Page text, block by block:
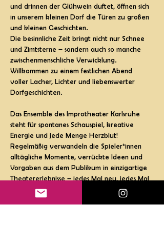
und drinnen der Glühwein duftet, öffnen sich
in unserem kleinen Dorf die Türen zu großen
und kleinen Geschichten.
Die besinnliche Zeit bringt nicht nur Schnee
und Zimtsterne – sondern auch so manche
zwischenmenschliche Verwicklung.
Willkommen zu einem festlichen Abend
voller Lacher, Lichter und liebenswerter
Dorfgeschichten.
Das Ensemble des Improtheater Karlsruhe
steht für spontanes Schauspiel, kreative
Energie und jede Menge Herzblut!
Regelmäßig verwandeln die Spieler*innen
alltägliche Momente, verrückte Ideen und
Vorgaben aus dem Publikum in einzigartige
Theatererlebnisse – jedes Mal neu, jedes Mal
anders, jedes Mal einmalig.
Ob rasante Szenen, musikalische Einlagen